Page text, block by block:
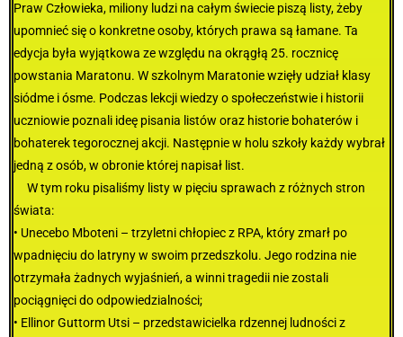
Praw Człowieka, miliony ludzi na całym świecie piszą listy, żeby
upomnieć się o konkretne osoby, których prawa są łamane. Ta
edycja była wyjątkowa ze względu na okrągłą 25. rocznicę
powstania Maratonu. W szkolnym Maratonie wzięły udział klasy
siódme i ósme. Podczas lekcji wiedzy o społeczeństwie i historii
uczniowie poznali ideę pisania listów oraz historie bohaterów i
bohaterek tegorocznej akcji. Następnie w holu szkoły każdy wybrał
jedną z osób, w obronie której napisał list.
W tym roku pisaliśmy listy w pięciu sprawach z różnych stron
świata:
• Unecebo Mboteni – trzyletni chłopiec z RPA, który zmarł po
wpadnięciu do latryny w swoim przedszkolu. Jego rodzina nie
otrzymała żadnych wyjaśnień, a winni tragedii nie zostali
pociągnięci do odpowiedzialności;
• Ellinor Guttorm Utsi – przedstawicielka rdzennej ludności z